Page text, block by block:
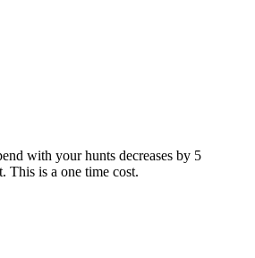
with your hunts decreases by 5
This is a one time cost.